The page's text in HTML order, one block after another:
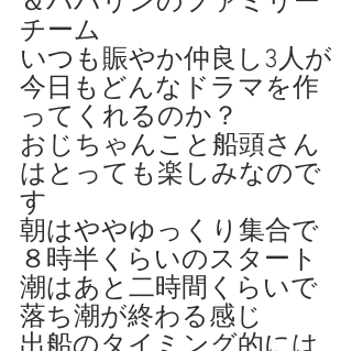
チーム
いつも賑やか仲良し3人が
今日もどんなドラマを作
ってくれるのか？
おじちゃんこと船頭さん
はとっても楽しみなので
す
朝はややゆっくり集合で
８時半くらいのスタート
潮はあと二時間くらいで
落ち潮が終わる感じ